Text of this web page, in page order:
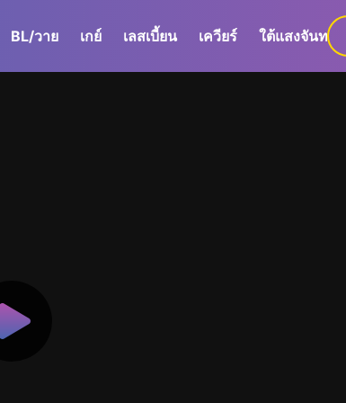
BL/วาย เกย์ เลสเบี้ยน เควียร์ ใต้แสงจันทร์